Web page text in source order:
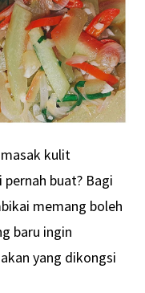
kulit
buat? Bagi
memang boleh
baru ingin
yang dikongsi